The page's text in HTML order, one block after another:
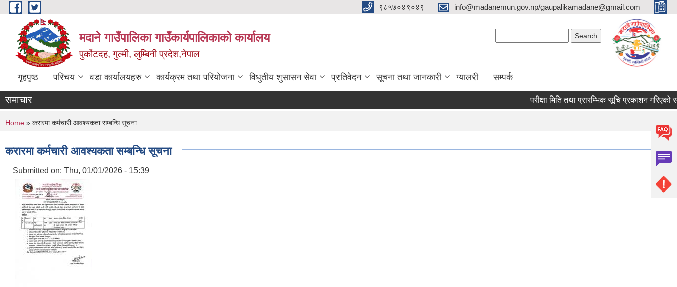
Skip to main content ९८५७०४९०४९ info@madanemun.gov.np/gaupalikamadane@gmail.com
मदाने गाउँपालिका गाउँकार्यपालिकाको कार्यालय
पुर्कोटदह, गुल्मी, लुम्बिनी प्रदेश,नेपाल
गृहपृष्ठ परिचय वडा कार्यालयहरु कार्यक्रम तथा परियोजना विधुतीय शुसासन सेवा प्रतिवेदन सूचना तथा जानकारी ग्यालरी सम्पर्क
समाचार परीक्षा मिति तथा प्रारम्भिक सूचि प्रकाशन गरिएको
You are here
Home » करारमा कर्मचारी आवश्यकता सम्बन्धि सूचना
करारमा कर्मचारी आवश्यकता सम्बन्धि सूचना
Submitted on: Thu, 01/01/2026 - 15:39